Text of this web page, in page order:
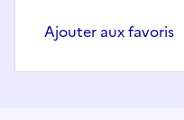
Ajouter aux favoris